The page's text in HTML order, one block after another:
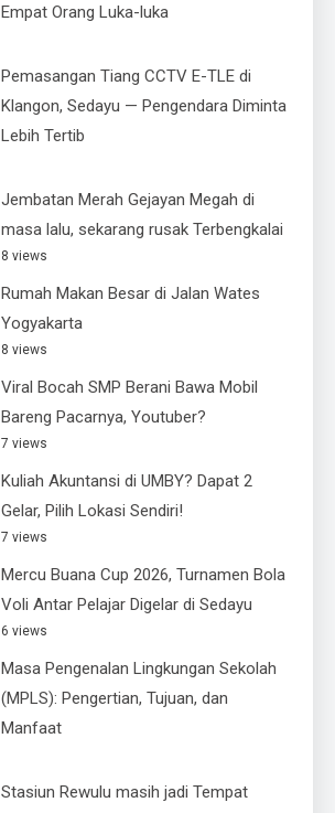
Empat Orang Luka-luka
Pemasangan Tiang CCTV E-TLE di
Klangon, Sedayu — Pengendara Diminta
Lebih Tertib
Jembatan Merah Gejayan Megah di
masa lalu, sekarang rusak Terbengkalai
8 views
Rumah Makan Besar di Jalan Wates
Yogyakarta
8 views
Viral Bocah SMP Berani Bawa Mobil
Bareng Pacarnya, Youtuber?
7 views
Kuliah Akuntansi di UMBY? Dapat 2
Gelar, Pilih Lokasi Sendiri!
7 views
Mercu Buana Cup 2026, Turnamen Bola
Voli Antar Pelajar Digelar di Sedayu
6 views
Masa Pengenalan Lingkungan Sekolah
(MPLS): Pengertian, Tujuan, dan
Manfaat
Stasiun Rewulu masih jadi Tempat